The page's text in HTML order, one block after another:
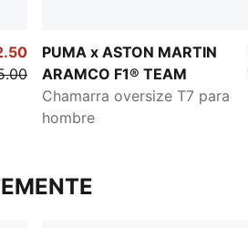
PUMA x ASTON MARTIN
ARAMCO F1® TEAM
Chamarra oversize T7 para
hombre